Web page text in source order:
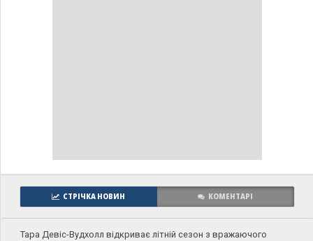
СТРІЧКА НОВИН КОМЕНТАРІ
Тара Девіс-Вудхолл відкриває літній сезон з вражаючого